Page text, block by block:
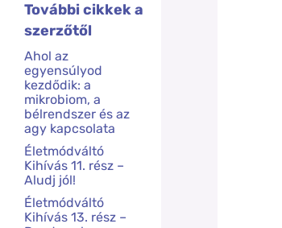
További cikkek a
szerzőtől
Ahol az
egyensúlyod
kezdődik: a
mikrobiom, a
bélrendszer és az
agy kapcsolata
Életmódváltó
Kihívás 11. rész –
Aludj jól!
Életmódváltó
Kihívás 13. rész –